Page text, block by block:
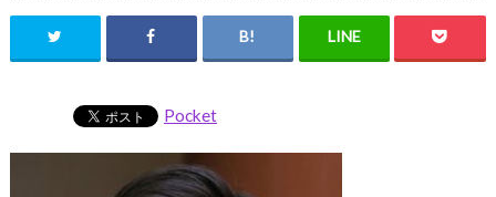
Pocket